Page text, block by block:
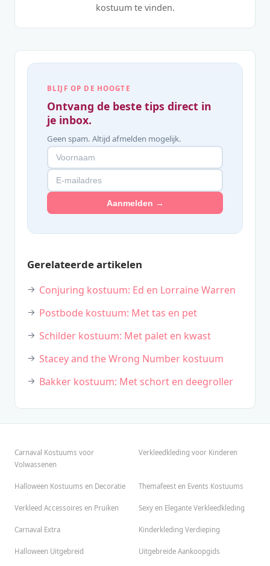
kostuum te vinden.
BLIJF OP DE HOOGTE
Ontvang de beste tips direct in
je inbox.
Geen spam. Altijd afmelden mogelijk.
Aanmelden →
Gerelateerde artikelen
Conjuring kostuum: Ed en Lorraine Warren
Postbode kostuum: Met tas en pet
Schilder kostuum: Met palet en kwast
Stacey and the Wrong Number kostuum
Bakker kostuum: Met schort en deegroller
Carnaval Kostuums voor
Volwassenen
Verkleedkleding voor Kinderen
Halloween Kostuums en Decoratie Themafeest en Events Kostuums
Verkleed Accessoires en Pruiken Sexy en Elegante Verkleedkleding
Carnaval Extra Kinderkleding Verdieping
Halloween Uitgebreid Uitgebreide Aankoopgids